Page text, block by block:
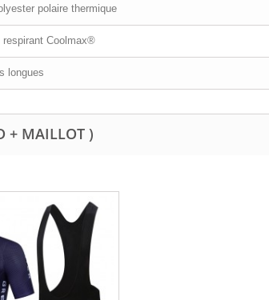
polaire thermique
respirant Coolmax®
longues
+ MAILLOT )